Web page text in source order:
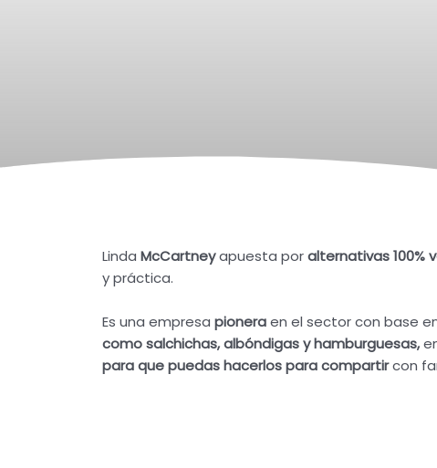
Linda McCartneyapuesta poralternativas 100%
y práctica.
Es una empresa pioneraen el sector con base
como salchichas, albóndigas y hamburguesas,
para que puedas hacerlos para compartircon